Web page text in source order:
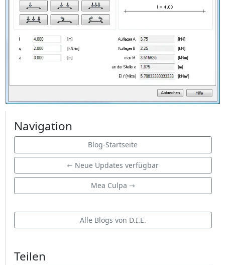
Navigation
Blog-Startseite
⇽ Neue Updates verfügbar
Mea Culpa ⇾
Alle Blogs von D.I.E.
Teilen